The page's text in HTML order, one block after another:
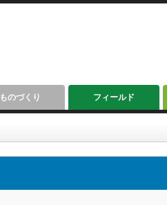
ものづくり フィールド